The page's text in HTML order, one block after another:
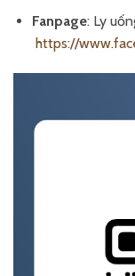
Fanpage: Ly
https://